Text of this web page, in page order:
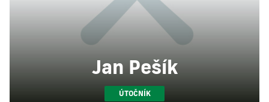
Jan Pešík
ÚTOČNÍK